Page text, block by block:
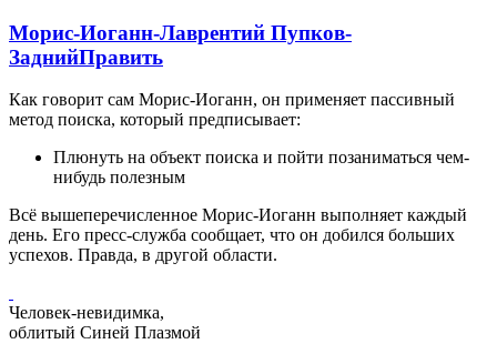
Морис-Иоганн-Лаврентий Пупков-
ЗаднийПравить
Как говорит сам Морис-Иоганн, он применяет пассивный
метод поиска, который предписывает:
Плюнуть на объект поиска и пойти позаниматься чем-
нибудь полезным
Всё вышеперечисленное Морис-Иоганн выполняет каждый
день. Его пресс-служба сообщает, что он добился больших
успехов. Правда, в другой области.
Человек-невидимка,
облитый Синей Плазмой